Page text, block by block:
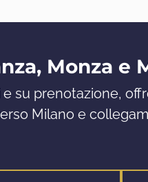
Monza e
su prenotazione,
Milano e